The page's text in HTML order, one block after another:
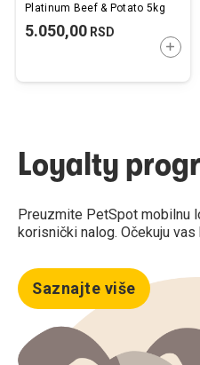
Platinum Beef & Potato 5kg
5.050,00 RSD
Loyalty
Preuzmite PetSpot mobilnu
korisnički nalog. Očekuju
Saznajte više